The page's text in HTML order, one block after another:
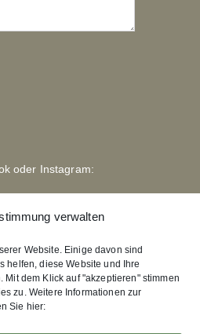
verwalten
Website. Einige davon sind
helfen, diese Website und Ihre
Mit dem Klick auf "akzeptieren" stimmen
zu. Weitere Informationen zur
Sie hier:
oder Instagram: